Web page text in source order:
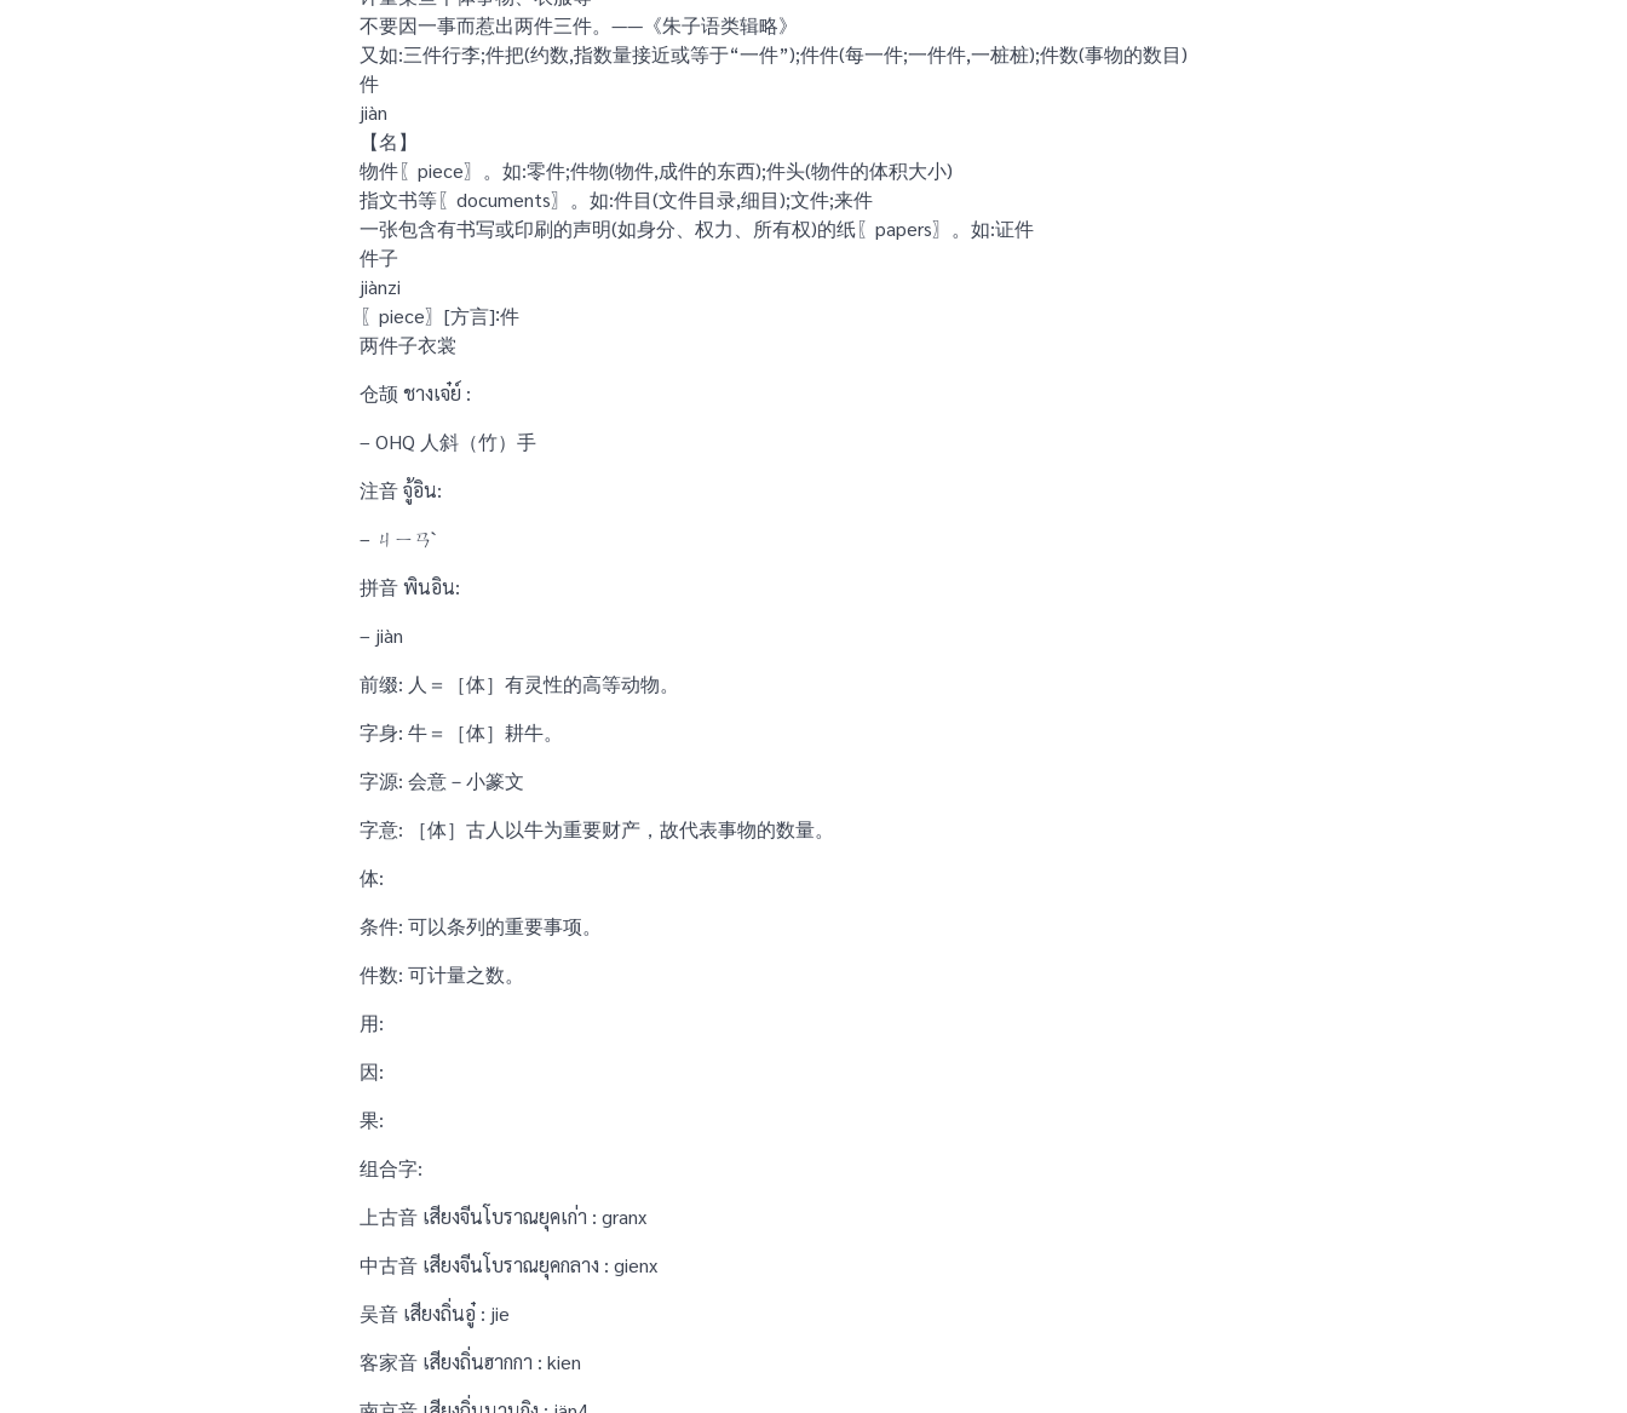
不要因一事而惹出两件三件。——《朱子语类辑略》
又如:三件行李;件把(约数,指数量接近或等于“一件”);件件(每一件;一件件,一桩桩);件数(事物的数目)
件
jiàn
【名】
物件〖piece〗。如:零件;件物(物件,成件的东西);件头(物件的体积大小)
指文书等〖documents〗。如:件目(文件目录,细目);文件;来件
一张包含有书写或印刷的声明(如身分、权力、所有权)的纸〖papers〗。如:证件
件子
jiànzi
〖piece〗[方言]∶件
两件子衣裳
仓颉 ชางเจ๋ย์ :
– OHQ 人斜（竹）手
注音 จู้อิน:
– ㄐㄧㄢˋ
拼音 พินอิน:
– jiàn
前缀: 人＝［体］有灵性的高等动物。
字身: 牛＝［体］耕牛。
字源: 会意－小篆文
字意: ［体］古人以牛为重要财产，故代表事物的数量。
体:
条件: 可以条列的重要事项。
件数: 可计量之数。
用:
因:
果:
组合字:
上古音 เสียงจีนโบราณยุคเก่า : granx
中古音 เสียงจีนโบราณยุคกลาง : gienx
吴音 เสียงถิ่นอู๋ : jie
客家音 เสียงถิ่นฮากกา : kien